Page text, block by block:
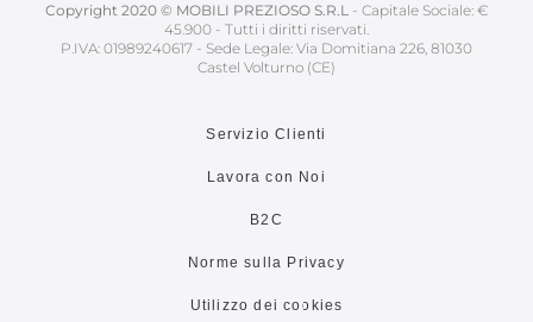
Copyright 2020 © MOBILI PREZIOSO S.R.L - Capitale Sociale: €
45.900 - Tutti i diritti riservati.
P.IVA: 01989240617 - Sede Legale: Via Domitiana 226, 81030
Castel Volturno (CE)
Servizio Clienti
Lavora con Noi
B2C
Norme sulla Privacy
Utilizzo dei cookies